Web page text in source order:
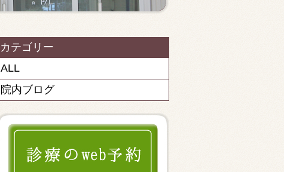
カテゴリー
ALL
院内ブログ